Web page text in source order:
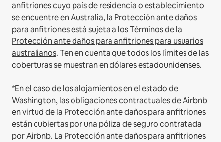
anfitriones cuyo país de residencia o establecimiento
se encuentre en Australia, la Protección ante daños
para anfitriones está sujeta a losTérminos de la
Protección ante daños para anfitriones para usuarios
australianos. Ten en cuenta que todos los límites de las
coberturas se muestran en dólares estadounidenses.
*En el caso de los alojamientos en el estado de
Washington, las obligaciones contractuales de Airbnb
en virtud de la Protección ante daños para anfitriones
están cubiertas por una póliza de seguro contratada
por Airbnb. La Protección ante daños para anfitriones